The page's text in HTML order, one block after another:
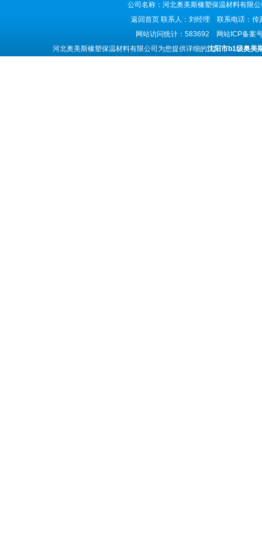
公司名称：河北奥美斯橡塑保温材料有
返回首页 联系人：刘经理 联系电话：
网站访问统计：583692 网站ICP备案
河北奥美斯橡塑保温材料有限公司为您提供详细的沈阳市b1级奥美